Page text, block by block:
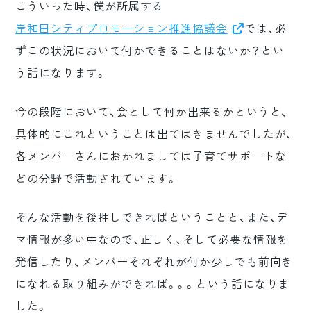
こういった時、僕が所属する
岸和田シティプロモーション推進協議会
では、必
ずこの状況において何かできることはないか？とい
う話になります。
今の段階において、会として何か出来るかというと、
具体的にこれということは出てはきませんでしたが、
各メンバーさんにおかれましては子育てサポートな
どの分野で活動されています。
そんな活動を後押しできればということと、また、デ
マ情報が多い中なので、正しく、そして必要な情報を
発信したり、メンバーそれぞれが何か少しでも前向き
になれる取り組みができれば。。。という話になりま
した。